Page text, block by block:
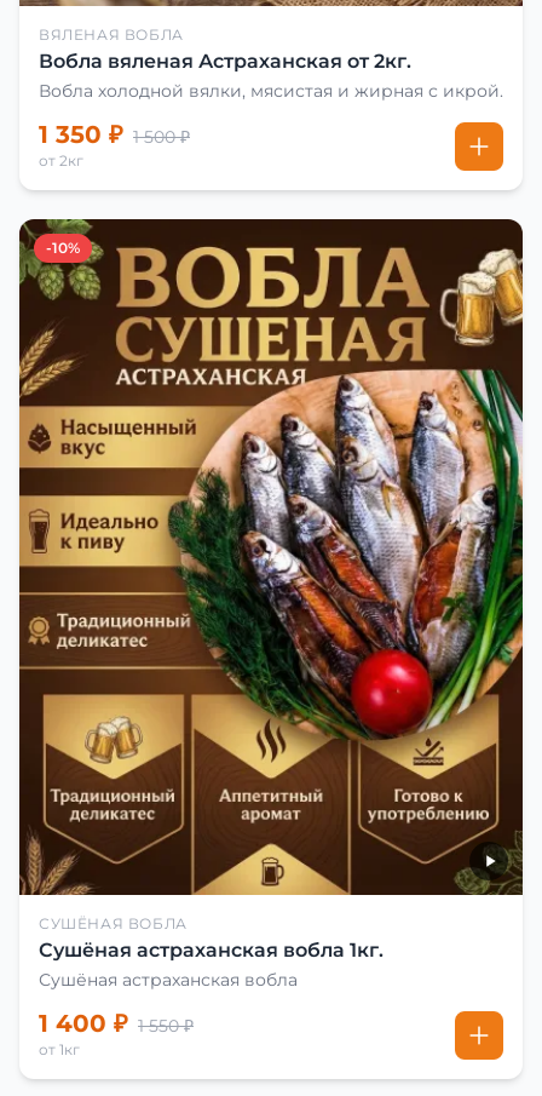
ВЯЛЕНАЯ ВОБЛА
Вобла вяленая Астраханская от 2кг.
Вобла холодной вялки, мясистая и жирная с икрой.
1 350 ₽ 1 500 ₽
от 2кг
-10%
СУШЁНАЯ ВОБЛА
Сушёная астраханская вобла 1кг.
Сушёная астраханская вобла
1 400 ₽ 1 550 ₽
от 1кг